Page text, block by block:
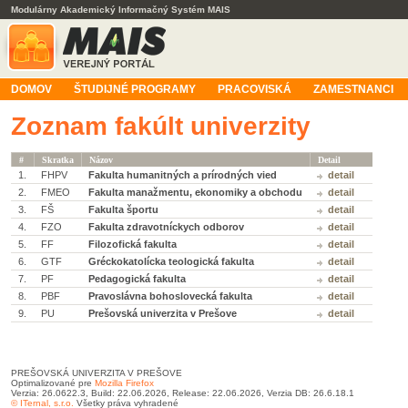
Modulárny Akademický Informačný Systém MAIS
DOMOV ŠTUDIJNÉ PROGRAMY PRACOVISKÁ ZAMESTNANCI
Zoznam fakúlt univerzity
# Skratka Názov Detail
1. FHPV Fakulta humanitných a prírodných vied
detail
2.
FMEO Fakulta manažmentu, ekonomiky a obchodu
detail
3.
FŠ Fakulta športu
detail
4.
FZO Fakulta zdravotníckych odborov
detail
5.
FF Filozofická fakulta
detail
6.
GTF Gréckokatolícka teologická fakulta
detail
7.
PF Pedagogická fakulta
detail
8.
PBF Pravoslávna bohoslovecká fakulta
detail
9.
PU Prešovská univerzita v Prešove detail
PREŠOVSKÁ UNIVERZITA V PREŠOVE
Optimalizované pre Mozilla Firefox
Verzia: 26.0622.3, Build: 22.06.2026, Release: 22.06.2026, Verzia DB: 26.6.18.1
© ITernal, s.r.o. Všetky práva vyhradené